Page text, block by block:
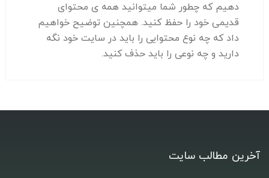
دهیم که چطور شما میتوانید همه ی محتوای
قدیمی خود را حفظ کنید. همچنین توضیح خواهیم
داد که چه نوع محتوایی را باید در سایت خود نگه
دارید و چه نوعی را باید حذف کنید.
آخرین مطالب سایت